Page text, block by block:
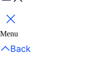
Menu
Sulje
Menu
Back